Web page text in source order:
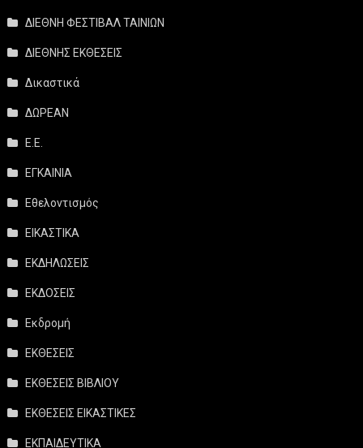
ΔΙΕΘΝΗ ΦΕΣΤΙΒΑΛ ΤΑΙΝΙΩΝ
ΔΙΕΘΝΗΣ ΕΚΘΕΣΕΙΣ
Δικαστικά
ΔΩΡΕΑΝ
Ε.Ε.
ΕΓΚΑΙΝΙΑ
Εθελοντισμός
ΕΙΚΑΣΤΙΚΑ
ΕΚΔΗΛΩΣΕΙΣ
ΕΚΔΟΣΕΙΣ
Εκδρομή
ΕΚΘΕΣΕΙΣ
ΕΚΘΕΣΕΙΣ ΒΙΒΛΙΟΥ
ΕΚΘΕΣΕΙΣ ΕΙΚΑΣΤΙΚΕΣ
ΕΚΠΑΙΔΕΥΤΙΚΑ